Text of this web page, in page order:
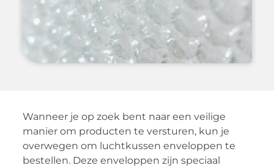
Wanneer je op zoek bent naar een veilige
manier om producten te versturen, kun je
overwegen om luchtkussen enveloppen te
bestellen. Deze enveloppen zijn speciaal